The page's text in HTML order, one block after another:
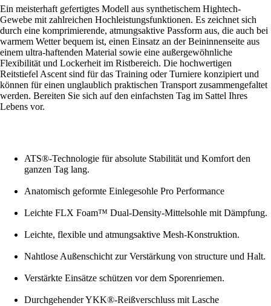
Ein meisterhaft gefertigtes Modell aus synthetischem Hightech-
Gewebe mit zahlreichen Hochleistungsfunktionen. Es zeichnet sich
durch eine komprimierende, atmungsaktive Passform aus, die auch bei
warmem Wetter bequem ist, einen Einsatz an der Beininnenseite aus
einem ultra-haftenden Material sowie eine außergewöhnliche
Flexibilität und Lockerheit im Ristbereich. Die hochwertigen
Reitstiefel Ascent sind für das Training oder Turniere konzipiert und
können für einen unglaublich praktischen Transport zusammengefaltet
werden. Bereiten Sie sich auf den einfachsten Tag im Sattel Ihres
Lebens vor.
ATS®-Technologie für absolute Stabilität und Komfort den
ganzen Tag lang.
Anatomisch geformte Einlegesohle Pro Performance
Leichte FLX Foam™ Dual-Density-Mittelsohle mit Dämpfung.
Leichte, flexible und atmungsaktive Mesh-Konstruktion.
Nahtlose Außenschicht zur Verstärkung von structure und Halt.
Verstärkte Einsätze schützen vor dem Sporenriemen.
Durchgehender YKK®-Reißverschluss mit Lasche